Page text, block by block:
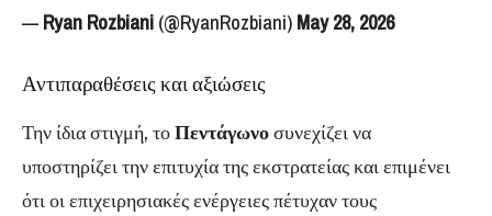
— Ryan Rozbiani (@RyanRozbiani) May 28, 2026
Αντιπαραθέσεις και αξιώσεις
Την ίδια στιγμή, τοΠεντάγωνοσυνεχίζει να
υποστηρίζει την επιτυχία της εκστρατείας και επιμένει
ότι οι επιχειρησιακές ενέργειες πέτυχαν τους